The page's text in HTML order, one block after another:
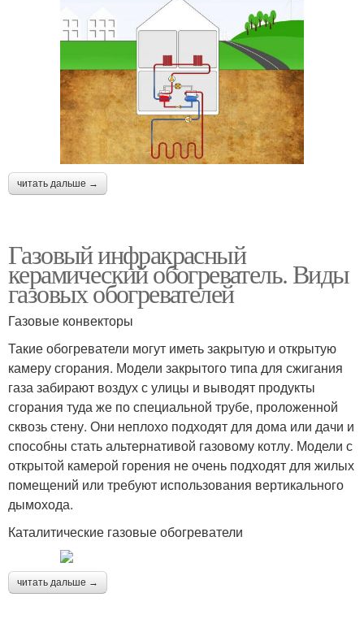
читать дальше →
Газовый инфракрасный
керамический обогреватель. Виды
газовых обогревателей
Газовые конвекторы
Такие обогреватели могут иметь закрытую и открытую
камеру сгорания. Модели закрытого типа для сжигания
газа забирают воздух с улицы и выводят продукты
сгорания туда же по специальной трубе, проложенной
сквозь стену. Они неплохо подходят для дома или дачи и
способны стать альтернативой газовому котлу. Модели с
открытой камерой горения не очень подходят для жилых
помещений или требуют использования вертикального
дымохода.
Каталитические газовые обогреватели
читать дальше →